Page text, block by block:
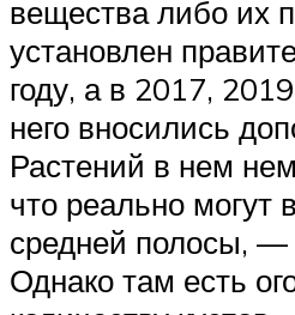
вещества либо их
установлен
году, а в 2017,
него вносились
Растений в нем
что реально могут
средней полосы, —
Однако там есть